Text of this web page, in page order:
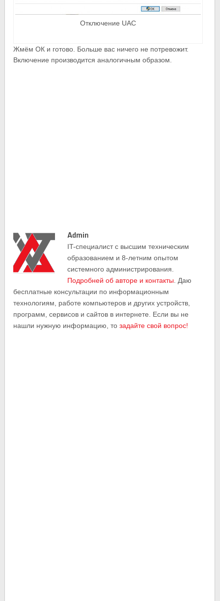
Отключение UAC
Жмём ОК и готово. Больше вас ничего не потревожит.
Включение производится аналогичным образом.
Admin
IT-cпециалист с высшим техническим
образованием и 8-летним опытом
системного администрирования.
Подробней об авторе и контакты. Даю
бесплатные консультации по информационным
технологиям, работе компьютеров и других устройств,
программ, сервисов и сайтов в интернете. Если вы не
нашли нужную информацию, тозадайте свой вопрос!